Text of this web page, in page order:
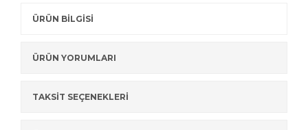
ÜRÜN BİLGİSİ
ÜRÜN YORUMLARI
TAKSİT SEÇENEKLERİ